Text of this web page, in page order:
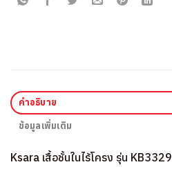
คำอธิบาย
ข้อมูลเพิ่มเติม
Ksara เสื้อชั้นในไร้โครง รุ่น KB3329